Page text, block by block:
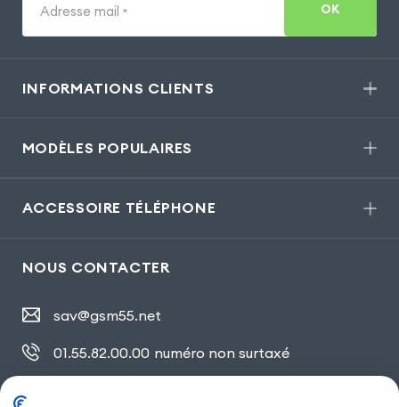
Adresse mail * OK
INFORMATIONS CLIENTS
MODÈLES POPULAIRES
ACCESSOIRE TÉLÉPHONE
NOUS CONTACTER
sav@gsm55.net
01.55.82.00.00 numéro non surtaxé